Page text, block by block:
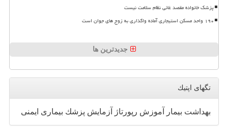
پزشک خانواده مقصد غائی نظام سلامت نیست
۱۹۰ واحد مسکن استیجاری آماده واگذاری به زوج های جوان است
جدیدترین ها
تگهای اپتیك
بهداشت بیمار آموزش رپورتاژ آزمایش پزشك بیماری ایمنی